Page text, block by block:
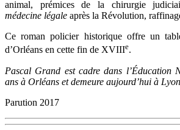
animal, prémices de la chirurgie
médecine légale après la Révolution,
Ce roman policier historique offre un
d’Orléans en cette fin de XVIIIe.
Pascal Grand est cadre dans l’Éducation
ans à Orléans et demeure aujourd’hui à
Parution 2017